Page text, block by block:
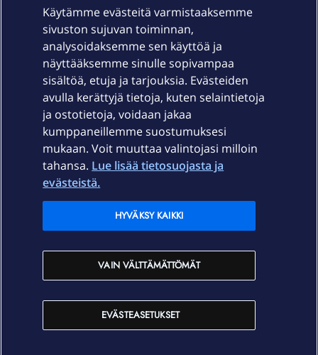
Laitteet & liittymät
Palvelut
Ajankohtaista
Elisa Oyj
In English
Käytämme evästeitä varmistaaksemme
sivuston sujuvan toiminnan,
analysoidaksemme sen käyttöä ja
näyttääksemme sinulle sopivampaa
sisältöä, etuja ja tarjouksia. Evästeiden
avulla kerättyjä tietoja, kuten selaintietoja
ja ostotietoja, voidaan jakaa
kumppaneillemme suostumuksesi
mukaan. Voit muuttaa valintojasi milloin
tahansa. Lue lisää tietosuojasta ja
evästeistä.
EVÄSTEASETUKSET
VAIN VÄLTTÄMÄTTÖMÄT
HYVÄKSY KAIKKI